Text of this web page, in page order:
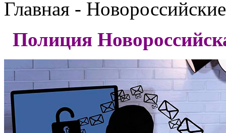
Главная -
Полиция